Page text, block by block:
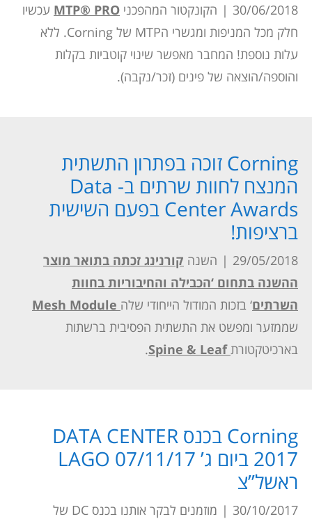
30/06/2018
| הקונקטור המהפכני MTP® PRO עכשיו
חלק מכל המניפות ומגשרי הMTP של Corning. ללא
עלות נוספת! המחבר מאפשר שינוי קוטביות בקלות
והוספה/הוצאה של פינים (זכר/נקבה).
Corning זוכה בפתרון התשתית
המנצח לחוות שרתים ב- Data
Center Awards בפעם השישית
ברציפות!
29/05/2018
| השנה קורנינג זכתה בתואר מוצר
ההשנה בתחום ‘הכבילה והחיבוריות בחוות
השרתים‘ בזכות המודול הייחודי שלה
שממזער ומפשט את התשתית הפסיבית ברשתות
בארכיטקטורתSpine & Leaf
.
Corning בכנס DATA CENTER
2017 ביום ג’ 07/11/17 LAGO
ראשל”צ
30/10/2017
|
מוזמנים לבקר אותנו בכנס DC של